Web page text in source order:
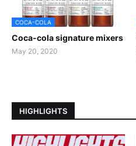
COCA-COLA
Coca-cola signature mixers
May 20, 2020
HIGHLIGHTS